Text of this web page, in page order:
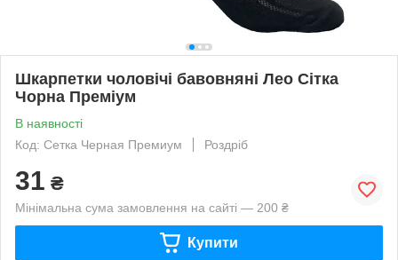
Шкарпетки чоловічі бавовняні Лео Сітка
Чорна Преміум
В наявності
Код: Сетка Черная Премиум
Роздріб
31 ₴
Мінімальна сума замовлення на сайті — 200 ₴
Купити